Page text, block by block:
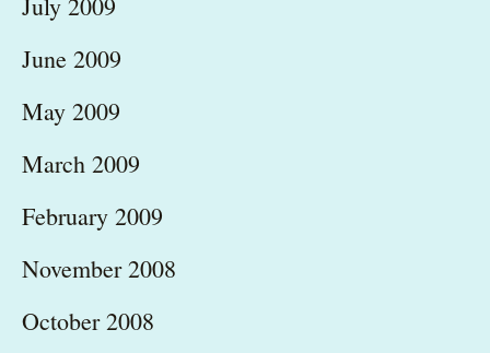
June 2009
May 2009
March 2009
February 2009
November 2008
October 2008